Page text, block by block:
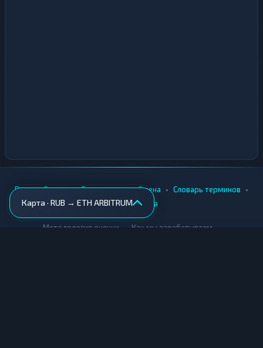
Карта · RUB → ETH ARBITRUM
Вики • Города • Безопасность обмена • Словарь терминов •
AML-проверка
Методология оценки Как мы зарабатываем